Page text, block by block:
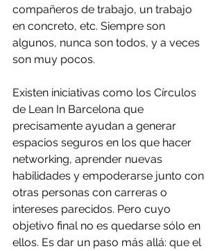
compañeros de trabajo, un trabajo
en concreto, etc. Siempre son
algunos, nunca son todos, y a veces
son muy pocos.
Existen iniciativas como los Círculos
de Lean In Barcelona que
precisamente ayudan a generar
espacios seguros en los que hacer
networking, aprender nuevas
habilidades y empoderarse junto con
otras personas con carreras o
intereses parecidos. Pero cuyo
objetivo final no es quedarse sólo en
ellos. Es dar un paso más allá: que el